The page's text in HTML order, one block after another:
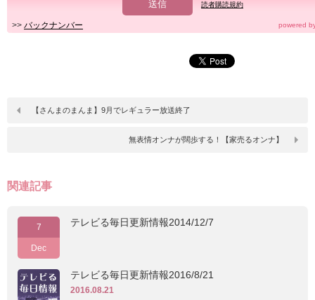
読者購読規約
>> バックナンバー powered
【さんまのまんま】9月でレギュラー放送終了
無表情オンナが闊歩する！【家売るオンナ】
関連記事
7
Dec
テレビる毎日更新情報2014/12/7
テレビる毎日更新情報2016/8/21
2016.08.21